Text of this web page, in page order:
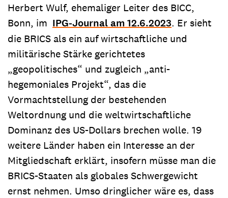
Herbert Wulf, ehemaliger Leiter des BICC,
Bonn, im IPG-Journal am 12.6.2023. Er sieht
die BRICS als ein auf wirtschaftliche und
militärische Stärke gerichtetes
„geopolitisches“ und zugleich „anti-
hegemoniales Projekt“, das die
Vormachtstellung der bestehenden
Weltordnung und die weltwirtschaftliche
Dominanz des US-Dollars brechen wolle. 19
weitere Länder haben ein Interesse an der
Mitgliedschaft erklärt, insofern müsse man die
BRICS-Staaten als globales Schwergewicht
ernst nehmen. Umso dringlicher wäre es, dass